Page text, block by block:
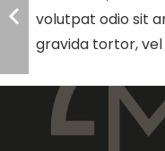
volutpat odio sit
gravida tortor,